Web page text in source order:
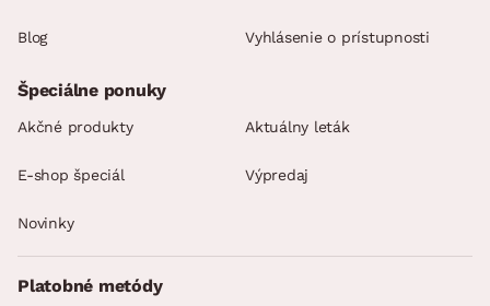
Blog Vyhlásenie o prístupnosti
Špeciálne ponuky
Akčné produkty Aktuálny leták
E-shop špeciál Výpredaj
Novinky
Platobné metódy